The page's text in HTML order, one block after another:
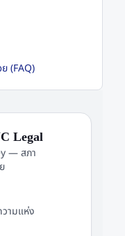
(FAQ)
Legal
— สภา
ามแห่ง